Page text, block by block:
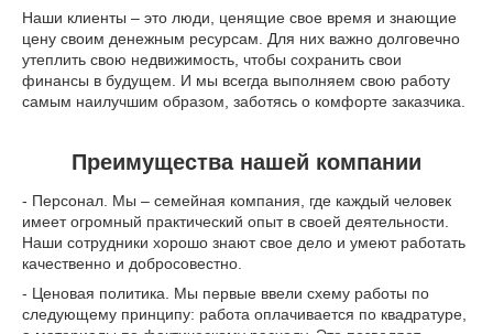
Наши клиенты – это люди, ценящие свое время и знающие
цену своим денежным ресурсам. Для них важно долговечно
утеплить свою недвижимость, чтобы сохранить свои
финансы в будущем. И мы всегда выполняем свою работу
самым наилучшим образом, заботясь о комфорте заказчика.
Преимущества нашей компании
- Персонал. Мы – семейная компания, где каждый человек
имеет огромный практический опыт в своей деятельности.
Наши сотрудники хорошо знают свое дело и умеют работать
качественно и добросовестно.
- Ценовая политика. Мы первые ввели схему работы по
следующему принципу: работа оплачивается по квадратуре,